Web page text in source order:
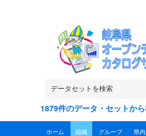
1879件のデータ・セットか
ホーム 組織 グループ 県